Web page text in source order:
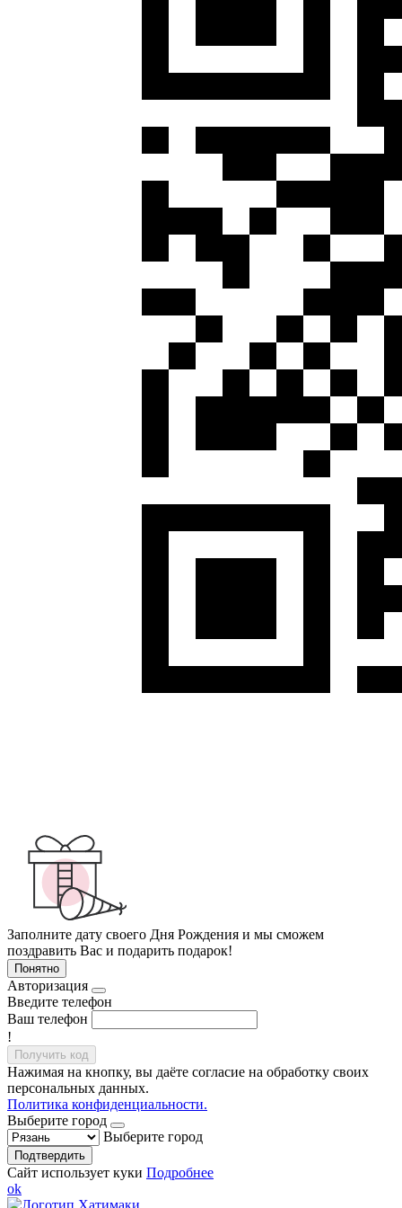
Заполните дату своего Дня Рождения и мы сможем
поздравить Вас и подарить подарок!
Понятно
Авторизация
Введите телефон
Ваш телефон
!
Получить код
Нажимая на кнопку, вы даёте согласие на обработку своих
персональных данных.
Политика конфиденциальности.
Выберите город
Выберите город
Подтвердить
Сайт использует куки Подробнее
ok